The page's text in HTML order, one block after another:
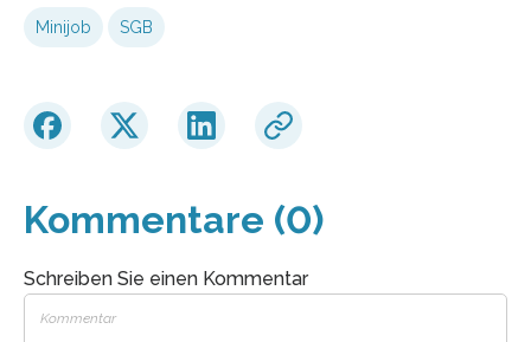
Minijob SGB
Kommentare (0)
Schreiben Sie einen Kommentar